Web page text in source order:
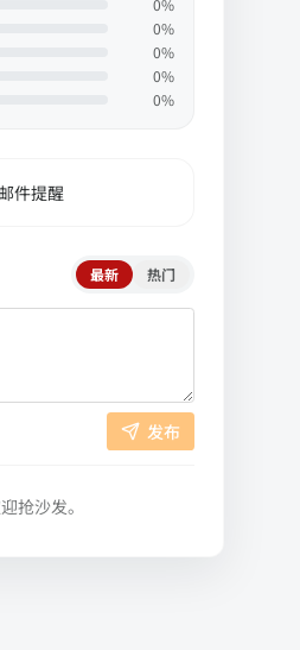
0%
0%
0%
0%
0%
件提醒
最新 热门
发布
抢沙发。